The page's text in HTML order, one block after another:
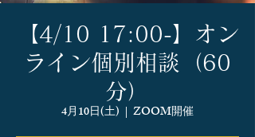
【4/10 17:00-】オン
ライン個別相談（60
分）
4月10日(土)
  |
ZOOM開催